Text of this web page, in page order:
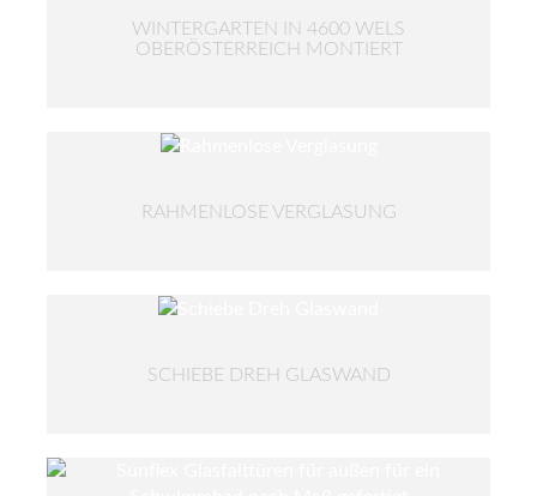
WINTERGARTEN IN 4600 WELS
OBERÖSTERREICH MONTIERT
RAHMENLOSE VERGLASUNG
SCHIEBE DREH GLASWAND